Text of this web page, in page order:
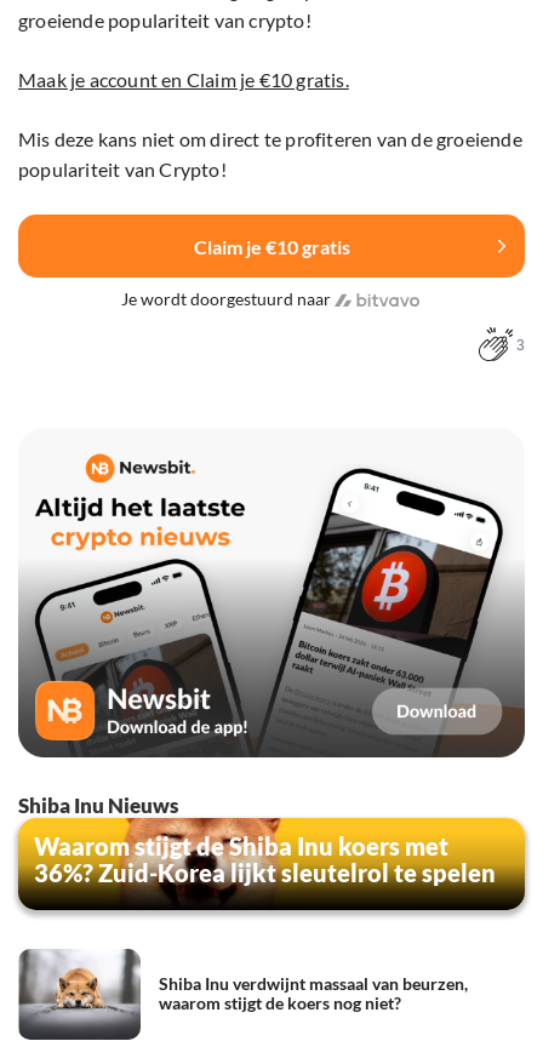
groeiende populariteit van crypto!
Maak je account en Claim je €10 gratis.
Mis deze kans niet om direct te profiteren van de groeiende
populariteit van Crypto!
Claim je €10 gratis
Je wordt doorgestuurd naar
3
Shiba Inu Nieuws
Waarom stijgt de Shiba Inu koers met
36%? Zuid-Korea lijkt sleutelrol te spelen
Shiba Inu verdwijnt massaal van beurzen,
waarom stijgt de koers nog niet?